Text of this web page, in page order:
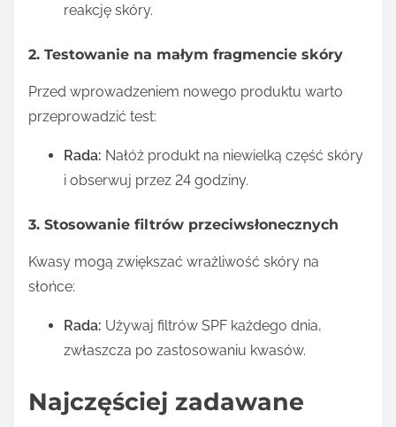
reakcję skóry.
2. Testowanie na małym fragmencie skóry
Przed wprowadzeniem nowego produktu warto
przeprowadzić test:
Rada: Nałóż produkt na niewielką część skóry
i obserwuj przez 24 godziny.
3. Stosowanie filtrów przeciwsłonecznych
Kwasy mogą zwiększać wrażliwość skóry na
słońce:
Rada: Używaj filtrów SPF każdego dnia,
zwłaszcza po zastosowaniu kwasów.
Najczęściej zadawane